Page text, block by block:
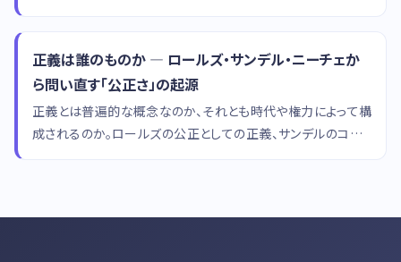
正義は誰のものか — ロールズ・サンデル・ニーチェか
ら問い直す「公正さ」の起源
正義とは普遍的な概念なのか、それとも時代や権力によって構
成されるのか。ロールズの公正としての正義、サンデルのコミュ